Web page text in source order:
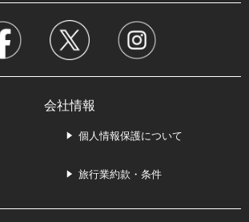
会社情報
個人情報保護について
旅行業約款・条件